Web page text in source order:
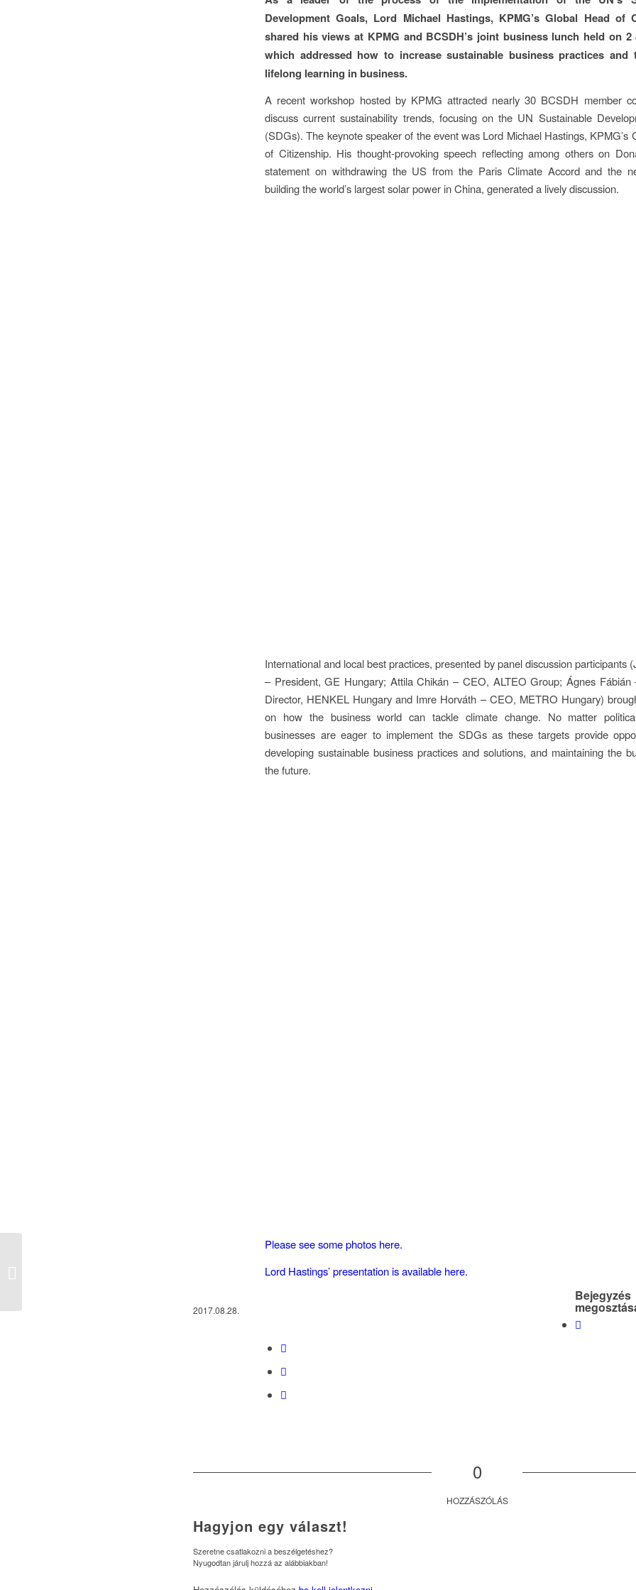
Development Goals, Lord Michael Hastings, KPMG’s Global Head of
shared his views at KPMG and BCSDH’s joint business lunch held on 2
which addressed how to increase sustainable business practices
lifelong learning in business.
A recent workshop hosted by KPMG attracted nearly 30 BCSDH member
discuss current sustainability trends, focusing on the UN Sustainable
(SDGs). The keynote speaker of the event was Lord Michael Hastings, KPMG’s
of Citizenship. His thought-provoking speech reflecting among others on
statement on withdrawing the US from the Paris Climate Accord and the
building the world’s largest solar power in China, generated a lively discussion.
International and local best practices, presented by panel discussion participants
– President, GE Hungary; Attila Chikán – CEO, ALTEO Group; Ágnes Fábián
Director, HENKEL Hungary and Imre Horváth – CEO, METRO Hungary)
on how the business world can tackle climate change. No matter
businesses are eager to implement the SDGs as these targets provide
developing sustainable business practices and solutions, and maintaining the
the future.
Please see some photos here.
Lord Hastings’ presentation is available here.
2017.08.28.
Bejegyzés
0
HOZZÁSZÓLÁS
Hagyjon egy választ!
Szeretne csatlakozni a beszélgetéshez?
Nyugodtan járulj hozzá az alábbiakban!